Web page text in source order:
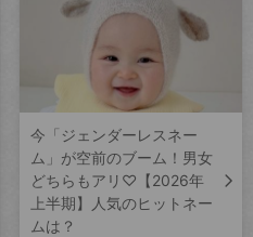
今「ジェンダーレスネー
ム」が空前のブーム！男女
どちらもアリ♡【2026年
上半期】人気のヒットネー
ムは？